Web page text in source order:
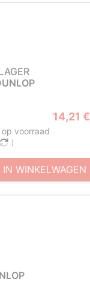
14,21 €
voorraad
)
IN WINKELWAGEN